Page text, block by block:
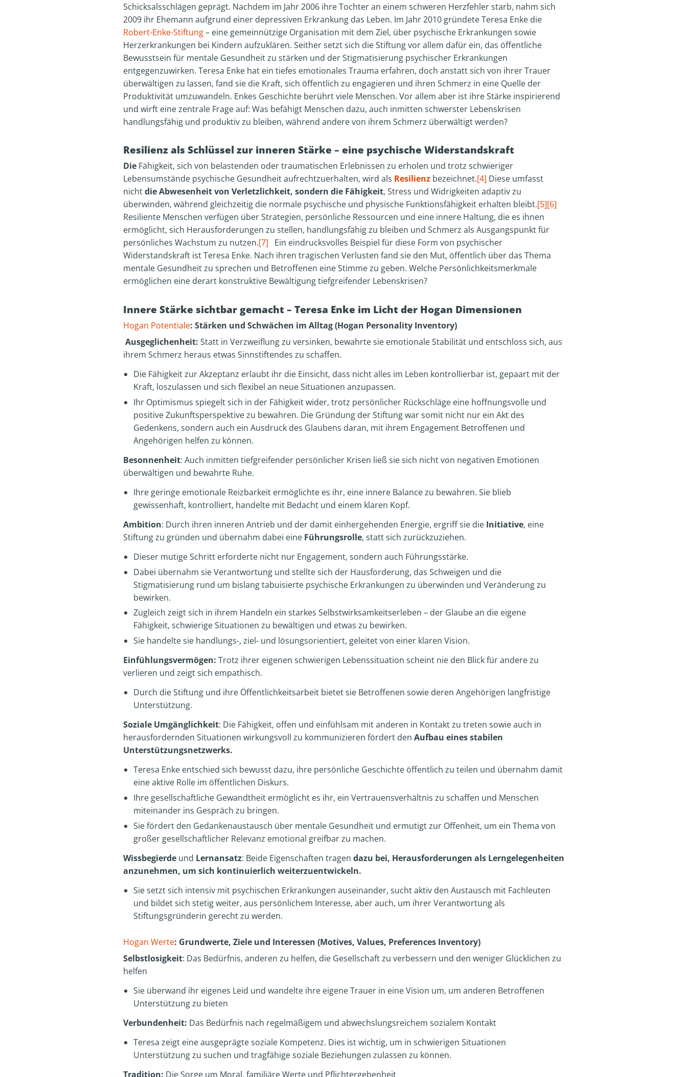
Schicksalsschlägen geprägt. Nachdem im Jahr 2006 ihre Tochter an einem schweren Herzfehler starb, nahm sich
2009 ihr Ehemann aufgrund einer depressiven Erkrankung das Leben. Im Jahr 2010 gründete Teresa Enke die
Robert-Enke-Stiftung– eine gemeinnützige Organisation mit dem Ziel, über psychische Erkrankungen sowie
Herzerkrankungen bei Kindern aufzuklären. Seither setzt sich die Stiftung vor allem dafür ein, das öffentliche
Bewusstsein für mentale Gesundheit zu stärken und der Stigmatisierung psychischer Erkrankungen
entgegenzuwirken. Teresa Enke hat ein tiefes emotionales Trauma erfahren, doch anstatt sich von ihrer Trauer
überwältigen zu lassen, fand sie die Kraft, sich öffentlich zu engagieren und ihren Schmerz in eine Quelle der
Produktivität umzuwandeln. Enkes Geschichte berührt viele Menschen. Vor allem aber ist ihre Stärke inspirierend
und wirft eine zentrale Frage auf: Was befähigt Menschen dazu, auch inmitten schwerster Lebenskrisen
handlungsfähig und produktiv zu bleiben, während andere von ihrem Schmerz überwältigt werden?
Resilienz als Schlüssel zur inneren Stärke – eine psychische Widerstandskraft
Die Fähigkeit, sich von belastenden oder traumatischen Erlebnissen zu erholen und trotz schwieriger
Lebensumstände psychische Gesundheit aufrechtzuerhalten, wird als Resilienzbezeichnet.[4] Diese umfasst
nichtdie Abwesenheit von Verletzlichkeit, sondern die Fähigkeit, Stress und Widrigkeiten adaptiv zu
überwinden, während gleichzeitig die normale psychische und physische Funktionsfähigkeit erhalten bleibt.[5][6]
Resiliente Menschen verfügen über Strategien, persönliche Ressourcen und eine innere Haltung, die es ihnen
ermöglicht, sich Herausforderungen zu stellen, handlungsfähig zu bleiben und Schmerz als Ausgangspunkt für
persönliches Wachstum zu nutzen.[7] Ein eindrucksvolles Beispiel für diese Form von psychischer
Widerstandskraft ist Teresa Enke. Nach ihren tragischen Verlusten fand sie den Mut, öffentlich über das Thema
mentale Gesundheit zu sprechen und Betroffenen eine Stimme zu geben. Welche Persönlichkeitsmerkmale
ermöglichen eine derart konstruktive Bewältigung tiefgreifender Lebenskrisen?
Innere Stärke sichtbar gemacht – Teresa Enke im Licht der Hogan Dimensionen
Hogan Potentiale: Stärken und Schwächen im Alltag (Hogan Personality Inventory)
Ausgeglichenheit: Statt in Verzweiflung zu versinken, bewahrte sie emotionale Stabilität und entschloss sich, aus
ihrem Schmerz heraus etwas Sinnstiftendes zu schaffen.
Die Fähigkeit zur Akzeptanz erlaubt ihr die Einsicht, dass nicht alles im Leben kontrollierbar ist, gepaart mit der
Kraft, loszulassen und sich flexibel an neue Situationen anzupassen.
Ihr Optimismus spiegelt sich in der Fähigkeit wider, trotz persönlicher Rückschläge eine hoffnungsvolle und
positive Zukunftsperspektive zu bewahren. Die Gründung der Stiftung war somit nicht nur ein Akt des
Gedenkens, sondern auch ein Ausdruck des Glaubens daran, mit ihrem Engagement Betroffenen und
Angehörigen helfen zu können.
Besonnenheit: Auch inmitten tiefgreifender persönlicher Krisen ließ sie sich nicht von negativen Emotionen
überwältigen und bewahrte Ruhe.
Ihre geringe emotionale Reizbarkeit ermöglichte es ihr, eine innere Balance zu bewahren. Sie blieb
gewissenhaft, kontrolliert, handelte mit Bedacht und einem klaren Kopf.
Ambition: Durch ihren inneren Antrieb und der damit einhergehenden Energie, ergriff sie die Initiative, eine
Stiftung zu gründen und übernahm dabei eine Führungsrolle, statt sich zurückzuziehen.
Dieser mutige Schritt erforderte nicht nur Engagement, sondern auch Führungsstärke.
Dabei übernahm sie Verantwortung und stellte sich der Hausforderung, das Schweigen und die
Stigmatisierung rund um bislang tabuisierte psychische Erkrankungen zu überwinden und Veränderung zu
bewirken.
Zugleich zeigt sich in ihrem Handeln ein starkes Selbstwirksamkeitserleben – der Glaube an die eigene
Fähigkeit, schwierige Situationen zu bewältigen und etwas zu bewirken.
Sie handelte sie handlungs-, ziel- und lösungsorientiert, geleitet von einer klaren Vision.
Einfühlungsvermögen: Trotz ihrer eigenen schwierigen Lebenssituation scheint nie den Blick für andere zu
verlieren und zeigt sich empathisch.
Durch die Stiftung und ihre Öffentlichkeitsarbeit bietet sie Betroffenen sowie deren Angehörigen langfristige
Unterstützung.
Soziale Umgänglichkeit: Die Fähigkeit, offen und einfühlsam mit anderen in Kontakt zu treten sowie auch in
herausfordernden Situationen wirkungsvoll zu kommunizieren fördert den Aufbau eines stabilen
Unterstützungsnetzwerks.
Teresa Enke entschied sich bewusst dazu, ihre persönliche Geschichte öffentlich zu teilen und übernahm damit
eine aktive Rolle im öffentlichen Diskurs.
Ihre gesellschaftliche Gewandtheit ermöglicht es ihr, ein Vertrauensverhältnis zu schaffen und Menschen
miteinander ins Gespräch zu bringen.
Sie fördert den Gedankenaustausch über mentale Gesundheit und ermutigt zur Offenheit, um ein Thema von
großer gesellschaftlicher Relevanz emotional greifbar zu machen.
Wissbegierde und Lernansatz: Beide Eigenschaften tragen dazu bei, Herausforderungen als Lerngelegenheiten
anzunehmen, um sich kontinuierlich weiterzuentwickeln.
Sie setzt sich intensiv mit psychischen Erkrankungen auseinander, sucht aktiv den Austausch mit Fachleuten
und bildet sich stetig weiter, aus persönlichem Interesse, aber auch, um ihrer Verantwortung als
Stiftungsgründerin gerecht zu werden.
Hogan Werte: Grundwerte, Ziele und Interessen (Motives, Values, Preferences Inventory)
Selbstlosigkeit: Das Bedürfnis, anderen zu helfen, die Gesellschaft zu verbessern und den weniger Glücklichen zu
helfen
Sie überwand ihr eigenes Leid und wandelte ihre eigene Trauer in eine Vision um, um anderen Betroffenen
Unterstützung zu bieten
Verbundenheit: Das Bedürfnis nach regelmäßigem und abwechslungsreichem sozialem Kontakt
Teresa zeigt eine ausgeprägte soziale Kompetenz. Dies ist wichtig, um in schwierigen Situationen
Unterstützung zu suchen und tragfähige soziale Beziehungen zulassen zu können.
Tradition: Die Sorge um Moral, familiäre Werte und Pflichtergebenheit